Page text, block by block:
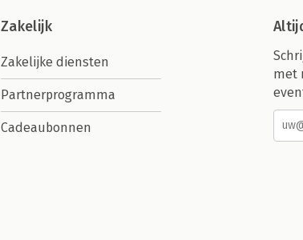
Zakelijk
Zakelijke diensten
Partnerprogramma
Cadeaubonnen
met